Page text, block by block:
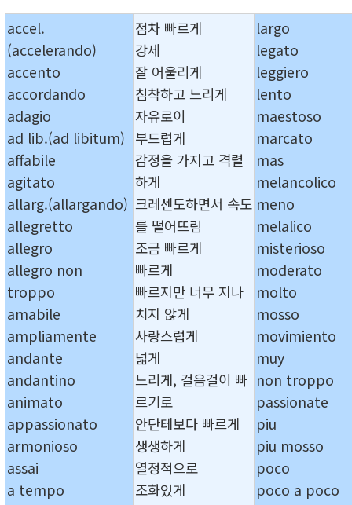
accel.
(accelerando)
accento
accordando
adagio
ad lib.(ad libitum)
affabile
agitato
allarg.(allargando)
allegretto
allegro
allegro non
troppo
amabile
ampliamente
andante
andantino
animato
appassionato
armonioso
assai
a tempo
점차 빠르게
강세
잘 어울리게
침착하고 느리게
자유로이
부드럽게
감정을 가지고 격렬
하게
크레센도하면서 속도
를 떨어뜨림
조금 빠르게
빠르게
빠르지만 너무 지나
치지 않게
사랑스럽게
넓게
느리게, 걸음걸이 빠
르기로
안단테보다 빠르게
생생하게
열정적으로
조화있게
largo
legato
leggiero
lento
maestoso
marcato
mas
melancolico
meno
melalico
misterioso
moderato
molto
mosso
movimiento
muy
non troppo
passionate
piu
piu mosso
poco
poco a poco